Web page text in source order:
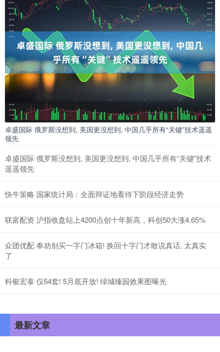
卓盛国际 俄罗斯没想到, 美国更没想到, 中国几乎所有“关键”技术遥遥
领先
卓盛国际 俄罗斯没想到, 美国更没想到, 中国几乎所有“关键”技术
遥遥领先
快牛策略 国家统计局：全面辩证地看待下阶段经济走势
联富配资 沪指收盘站上4200点创十年新高，科创50大涨4.65%
众团优配 奉劝别买一字门冰箱! 换回十字门才敢说真话, 太真实
了
科银宏泰 仅54套! 5月底开放! 绿城臻园效果图曝光
最新文章